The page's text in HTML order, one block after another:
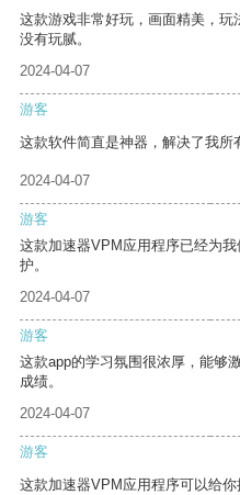
这款游戏非常好玩，画面精美，
没有玩腻。
2024-04-07
游客
这款软件简直是神器，解决了我所
2024-04-07
游客
这款加速器VPM应用程序已经为
护。
2024-04-07
游客
这款app的学习氛围很浓厚，能够
成绩。
2024-04-07
游客
这款加速器VPM应用程序可以给你